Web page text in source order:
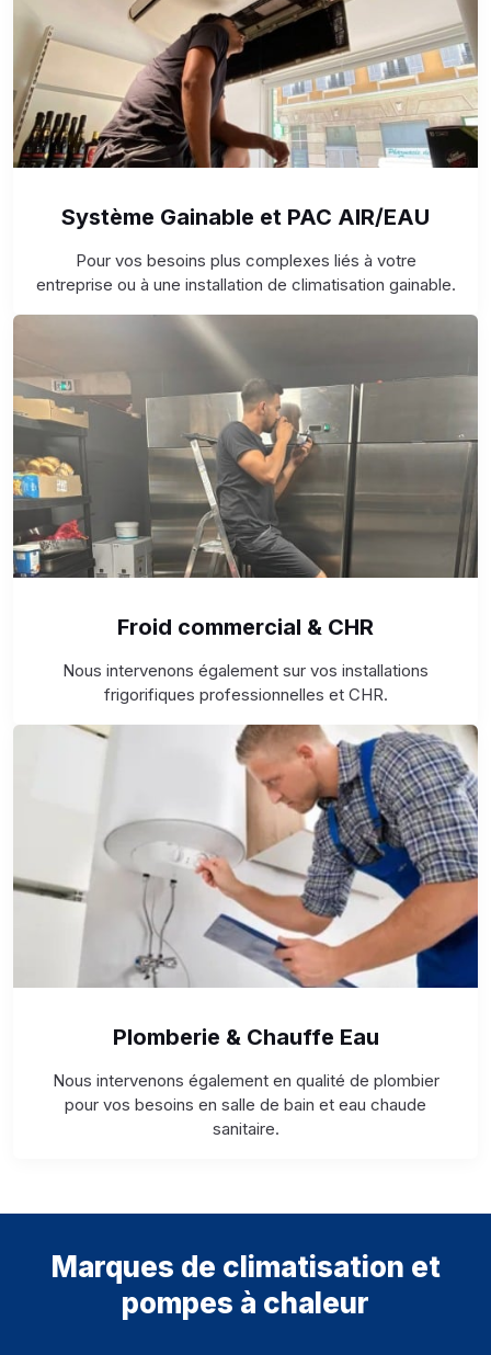
Système Gainable et PAC AIR/EAU
Pour vos besoins plus complexes liés à votre
entreprise ou à une installation de climatisation gainable.
Froid commercial & CHR
Nous intervenons également sur vos installations
frigorifiques professionnelles et CHR.
Plomberie & Chauffe Eau
Nous intervenons également en qualité de plombier
pour vos besoins en salle de bain et eau chaude
sanitaire.
Marques de climatisation et
pompes à chaleur